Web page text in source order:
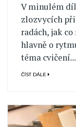
V minulém
zlozvycích
radách, jak
hlavně o
téma cvičení...
ČÍST DÁLE